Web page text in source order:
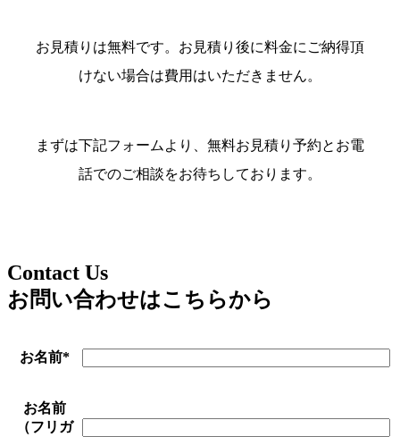
お見積りは無料です。お見積り後に料金にご納得頂
けない場合は費用はいただきません。
まずは下記フォームより、無料お見積り予約とお電
話でのご相談をお待ちしております。
Contact Us
お問い合わせはこちらから
お名前*
お名前
（フリガ